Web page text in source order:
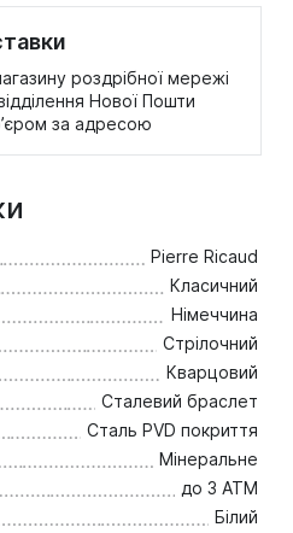
роздрібної мережі
Нової Пошти
за адресою
Pierre Ricaud
Класичний
Німеччина
Стрілочний
Кварцовий
Сталевий браслет
Сталь PVD покриття
Мінеральне
до 3 ATM
Білий